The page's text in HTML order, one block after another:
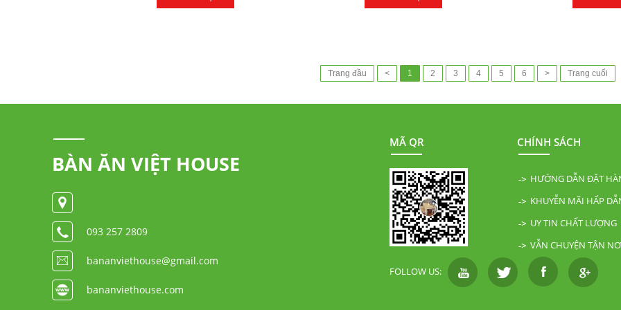
Trang đầu < 1 2 3 4 5 6 > Trang cuối
BÀN ĂN VIỆT HOUSE
093 257 2809
bananviethouse@gmail.com
bananviethouse.com
MÃ QR CHÍNH SÁCH
HƯỚNG DẪN ĐẶT
KHUYỄN MÃI HẤP
UY TIN CHẤT LƯỢNG
VẪN CHUYỆN TẬN
FOLLOW US: